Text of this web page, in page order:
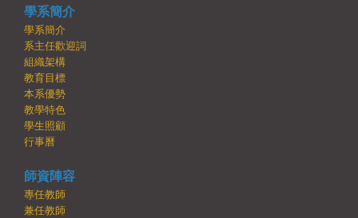
學系簡介
學系簡介
系主任歡迎詞
組織架構
教育目標
本系優勢
教學特色
學生照顧
行事曆
師資陣容
專任教師
兼任教師